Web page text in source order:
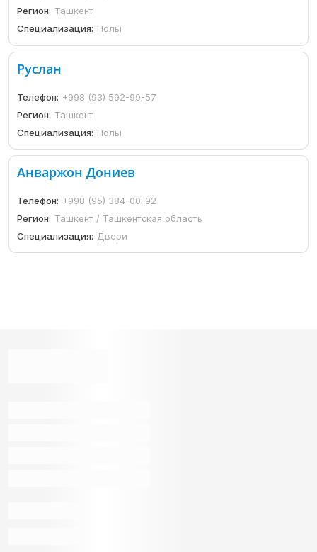
Регион: Ташкент
Специализация: Полы
Руслан
Телефон: +998 (93) 592-99-57
Регион: Ташкент
Специализация: Полы
Анваржон Дониев
Телефон: +998 (95) 384-00-92
Регион: Ташкент / Ташкентская область
Специализация: Двери